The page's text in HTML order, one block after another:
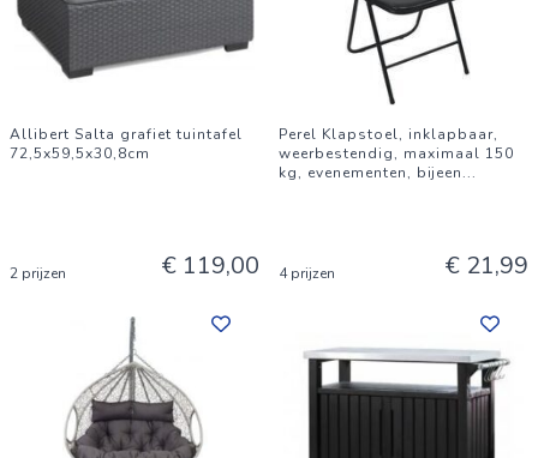
Allibert Salta grafiet tuintafel
72,5x59,5x30,8cm
2 prijzen € 119,00
Perel Klapstoel, inklapbaar,
weerbestendig, maximaal 150
kg, evenementen, bijeen...
4 prijzen € 21,99